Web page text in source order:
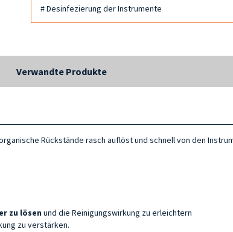
# Desinfezierung der Instrumente
Verwandte Produkte
Rückstände rasch auflöst und schnell von den
zu lösen und die Reinigungswirkung zu erleichtern
zu verstärken.